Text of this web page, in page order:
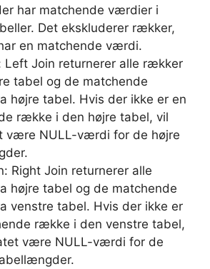
har matchende værdier i
Det ekskluderer rækker,
en matchende værdi.
Left Join returnerer alle rækker
tabel og de matchende
højre tabel. Hvis der ikke er en
række i den højre tabel, vil
være NULL-værdi for de højre
Right Join returnerer alle
højre tabel og de matchende
venstre tabel. Hvis der ikke er
række i den venstre tabel,
være NULL-værdi for de